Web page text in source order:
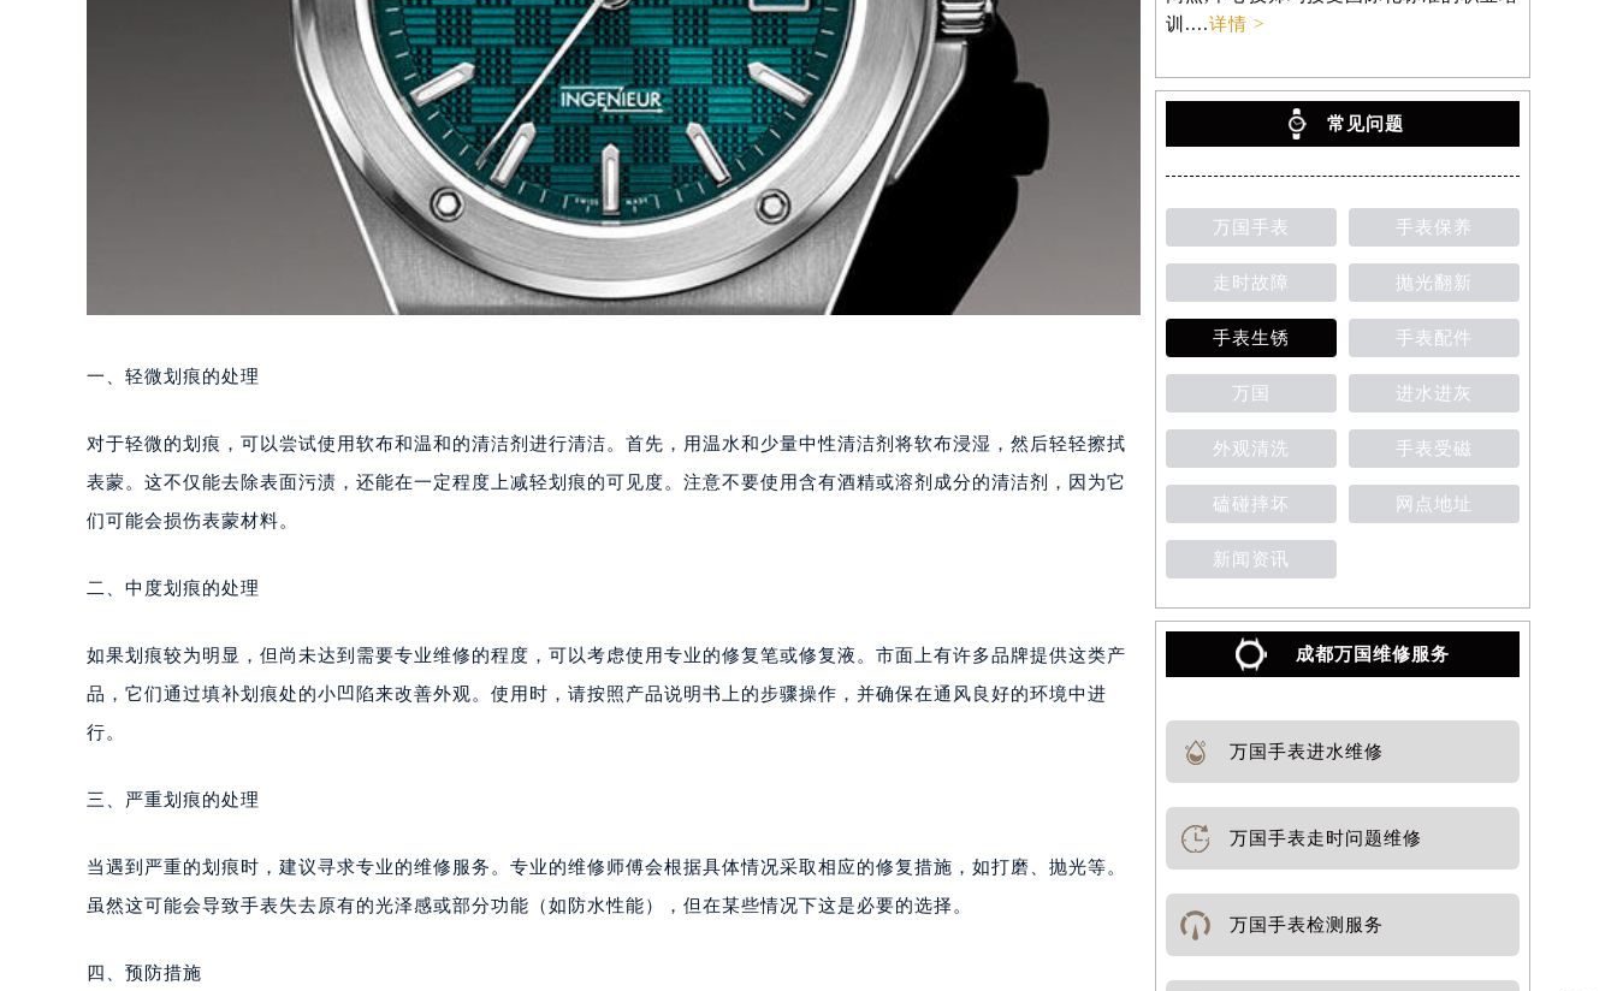
一、轻微划痕的处理
对于轻微的划痕，可以尝试使用软布和温和的清洁剂进行清洁。首先，用温水和少量中性清洁剂将软布浸湿，然后轻轻擦拭
表蒙。这不仅能去除表面污渍，还能在一定程度上减轻划痕的可见度。注意不要使用含有酒精或溶剂成分的清洁剂，因为它
们可能会损伤表蒙材料。
二、中度划痕的处理
如果划痕较为明显，但尚未达到需要专业维修的程度，可以考虑使用专业的修复笔或修复液。市面上有许多品牌提供这类产
品，它们通过填补划痕处的小凹陷来改善外观。使用时，请按照产品说明书上的步骤操作，并确保在通风良好的环境中进
行。
三、严重划痕的处理
当遇到严重的划痕时，建议寻求专业的维修服务。专业的维修师傅会根据具体情况采取相应的修复措施，如打磨、抛光等。
虽然这可能会导致手表失去原有的光泽感或部分功能（如防水性能），但在某些情况下这是必要的选择。
四、预防措施
训....详情 >
常见问题
万国手表 手表保养
走时故障 抛光翻新
手表生锈 手表配件
万国 进水进灰
外观清洗 手表受磁
磕碰摔坏 网点地址
新闻资讯
成都万国维修服务
万国手表进水维修
万国手表走时问题维修
万国手表检测服务